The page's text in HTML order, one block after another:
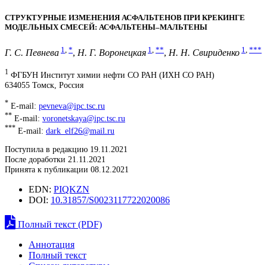
СТРУКТУРНЫЕ ИЗМЕНЕНИЯ АСФАЛЬТЕНОВ ПРИ КРЕКИНГЕ
МОДЕЛЬНЫХ СМЕСЕЙ: АСФАЛЬТЕНЫ–МАЛЬТЕНЫ
Г. С. Певнева 1 *, Н. Г. Воронецкая 1 **, Н. Н. Свириденко 1 ***
1 ФГБУН Институт химии нефти СО РАН (ИХН СО РАН)
634055 Томск, Россия
* E-mail: pevneva@ipc.tsc.ru
** E-mail: voronetskaya@ipc.tsc.ru
*** E-mail: dark_elf26@mail.ru
Поступила в редакцию 19.11.2021
После доработки 21.11.2021
Принята к публикации 08.12.2021
EDN: PIQKZN
DOI: 10.31857/S0023117722020086
Полный текст (PDF)
Аннотация
Полный текст